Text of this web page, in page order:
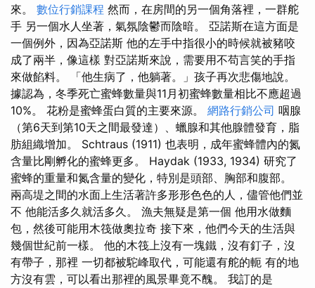
來。 數位行銷課程 然而，在房間的另一個角落裡，一群舵
手 另一個水人坐著，氣氛陰鬱而陰暗。 亞諾斯在這方面是
一個例外，因為亞諾斯 他的左手中指很小的時候就被豬咬
成了兩半，像這樣 對亞諾斯來說，需要用不苟言笑的手指
來做餡料。 「他生病了，他躺著。」孩子再次悲傷地說。
據認為，冬季死亡蜜蜂數量與11月初蜜蜂數量相比不應超過
10%。 花粉是蜜蜂蛋白質的主要來源。 網路行銷公司 咽腺
（第6天到第10天之間最發達）、蠟腺和其他腺體發育，脂
肪組織增加。 Schtraus (1911) 也表明，成年蜜蜂體內的氮
含量比剛孵化的蜜蜂更多。 Haydak (1933, 1934) 研究了
蜜蜂的重量和氮含量的變化，特別是頭部、胸部和腹部。
兩高堤之間的水面上生活著許多形形色色的人，儘管他們並
不 他能活多久就活多久。 漁夫無疑是第一個 他用水做麵
包，然後可能用木筏做奧拉奇 接下來，他們今天的生活與
幾個世紀前一樣。 他的木筏上沒有一塊鐵，沒有釘子，沒
有帶子，那裡 一切都被駝峰取代，可能還有舵的軛 有的地
方沒有雲，可以看出那裡的風景畢竟不醜。 我訂的是